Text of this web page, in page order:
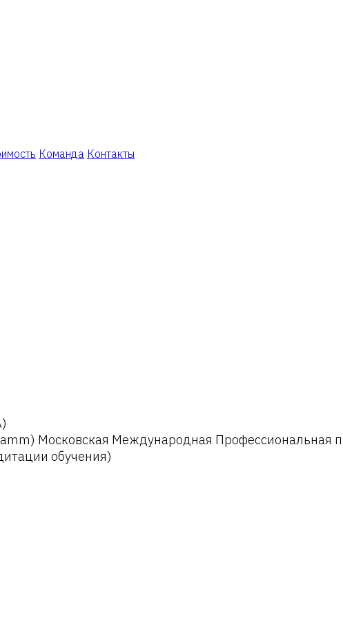
Команда Контакты
Московская Международная Профессиональная
обучения)